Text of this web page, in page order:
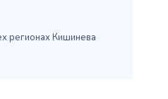
регионах Кишинева